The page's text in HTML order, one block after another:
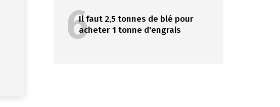
6Il faut 2,5 tonnes de blé pour
acheter 1 tonne d'engrais